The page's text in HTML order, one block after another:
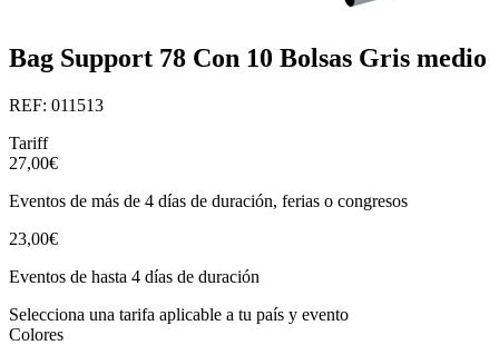
Bag Support 78 Con 10 Bolsas Gris medio
REF: 011513
Tariff
27,00€
Eventos de más de 4 días de duración, ferias o congresos
23,00€
Eventos de hasta 4 días de duración
Selecciona una tarifa aplicable a tu país y evento
Colores